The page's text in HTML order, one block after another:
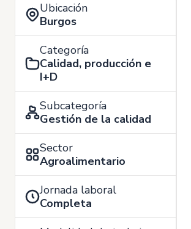
Ubicación
Burgos
Categoría
Calidad, producción e
I+D
Subcategoría
Gestión de la calidad
Sector
Agroalimentario
Jornada laboral
Completa